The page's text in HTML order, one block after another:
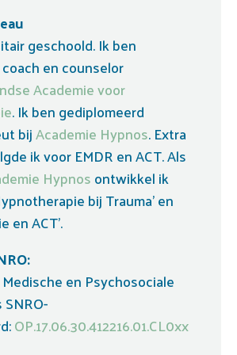
geschoold. Ik ben
en counselor
Academie voor
. Ik ben gediplomeerd
bijAcademie Hypnos. Extra
ik voor EMDR en ACT. Als
Hypnosontwikkel ik
bij Trauma’ en
en ACT’.
en Psychosociale
OP.17.06.30.412216.01.CL0xx